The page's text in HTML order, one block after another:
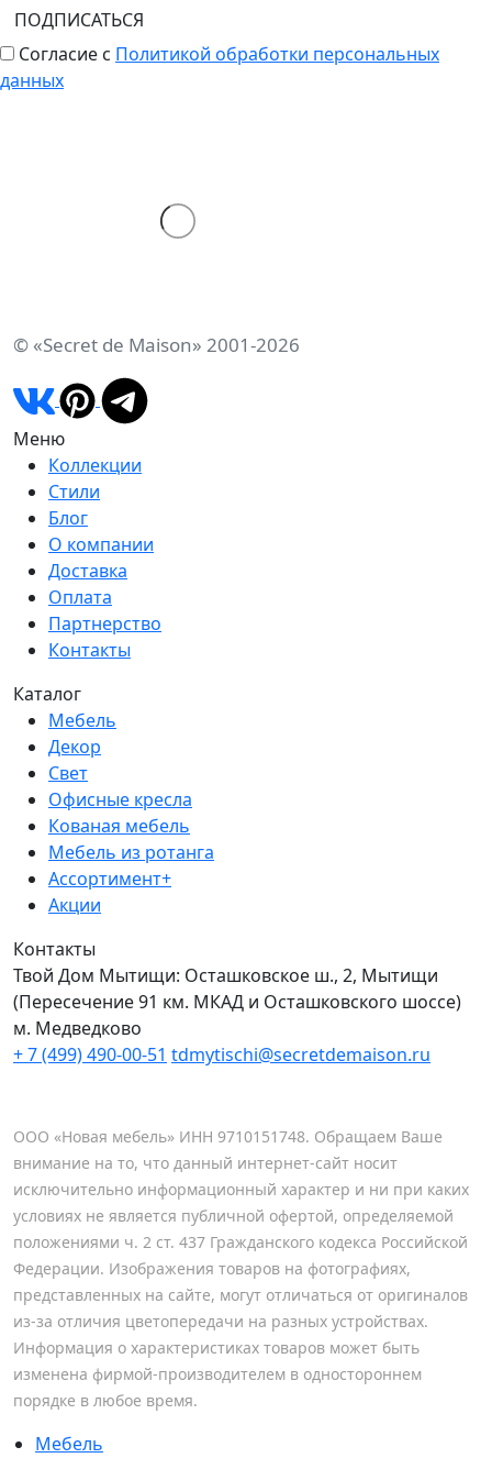
ПОДПИСАТЬСЯ
Согласие с Политикой обработки персональных
данных
© «Secret de Maison» 2001-2026
Меню
Коллекции
Стили
Блог
О компании
Доставка
Оплата
Партнерство
Контакты
Каталог
Мебель
Декор
Свет
Офисные кресла
Кованая мебель
Мебель из ротанга
Ассортимент+
Акции
Контакты
Твой Дом Мытищи: Осташковское ш., 2, Мытищи
(Пересечение 91 км. МКАД и Осташковского шоссе)
м. Медведково
+ 7 (499) 490-00-51 tdmytischi@secretdemaison.ru
ООО «Новая мебель» ИНН 9710151748. Обращаем Ваше
внимание на то, что данный интернет-сайт носит
исключительно информационный характер и ни при каких
условиях не является публичной офертой, определяемой
положениями ч. 2 ст. 437 Гражданского кодекса Российской
Федерации. Изображения товаров на фотографиях,
представленных на сайте, могут отличаться от оригиналов
из-за отличия цветопередачи на разных устройствах.
Информация о характеристиках товаров может быть
изменена фирмой-производителем в одностороннем
порядке в любое время.
Мебель